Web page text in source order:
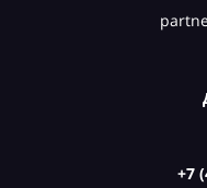
+7